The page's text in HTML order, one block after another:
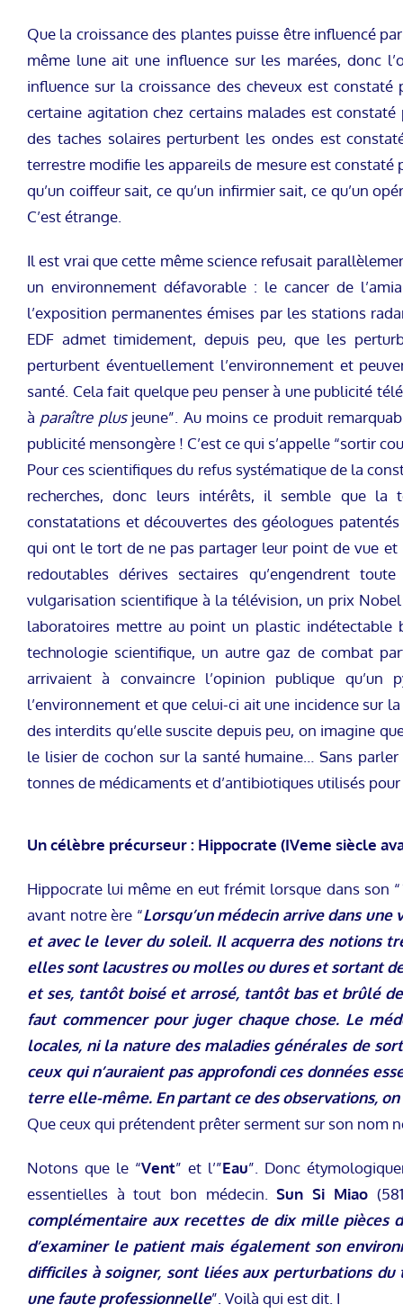
Que la croissance des plantes puisse être influencé
même lune ait une influence sur les marées, donc
influence sur la croissance des cheveux est
certaine agitation chez certains malades est
des taches solaires perturbent les ondes est
terrestre modifie les appareils de mesure est constaté
qu’un coiffeur sait, ce qu’un infirmier sait, ce qu’un
C’est étrange.
Il est vrai que cette même science refusait
un environnement défavorable : le cancer de
l’exposition permanentes émises par les stations
EDF admet timidement, depuis peu, que les
perturbent éventuellement l’environnement et
santé. Cela fait quelque peu penser à une publicité
à paraître plusjeune”. Au moins ce produit
publicité mensongère ! C’est ce qui s’appelle “sortir
Pour ces scientifiques du refus systématique de la
recherches, donc leurs intérêts, il semble que la
constatations et découvertes des géologues
qui ont le tort de ne pas partager leur point de vue
redoutables dérives sectaires qu’engendrent
vulgarisation scientifique à la télévision, un prix
laboratoires mettre au point un plastic
technologie scientifique, un autre gaz de combat
arrivaient à convaincre l’opinion publique qu’un
l’environnement et que celui-ci ait une incidence sur
des interdits qu’elle suscite depuis peu, on imagine
le lisier de cochon sur la santé humaine… Sans
tonnes de médicaments et d’antibiotiques utilisés
Un célèbre précurseur : Hippocrate (IVeme siècle
Hippocrate lui même en eut frémit lorsque dans son “
avant notre ère “Lorsqu’un médecin arrive dans
et avec le lever du soleil. Il acquerra des notions
elles sont lacustres ou molles ou dures et sortant
et ses, tantôt boisé et arrosé, tantôt bas et brûlé
faut commencer pour juger chaque chose. Le
locales, ni la nature des maladies générales de
ceux qui n’auraient pas approfondi ces données
terre elle-même. En partant ce des observations,
Que ceux qui prétendent prêter serment sur son nom
Notons que le “Vent” et l’”Eau”. Donc
essentielles à tout bon médecin.Sun Si Miao
complémentaire aux recettes de dix mille pièces
d’examiner le patient mais également son
difficiles à soigner, sont liées aux perturbations
une faute professionnelle”. Voilà qui est dit. I